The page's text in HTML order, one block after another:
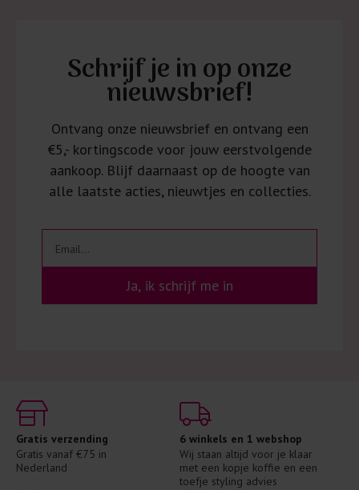
Schrijf je in op onze
nieuwsbrief!
Ontvang onze nieuwsbrief en ontvang een
€5,- kortingscode voor jouw eerstvolgende
aankoop. Blijf daarnaast op de hoogte van
alle laatste acties, nieuwtjes en collecties.
Ja, ik schrijf me in
Gratis verzending
Gratis vanaf €75 in
Nederland
6 winkels en 1 webshop
Wij staan altijd voor je klaar
met een kopje koffie en een
toefje styling advies